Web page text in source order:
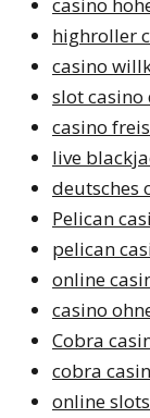
casino
highroller
casino
slot casino
casino
live
deutsches
Pelican
pelican
online
casino
Cobra
cobra
online